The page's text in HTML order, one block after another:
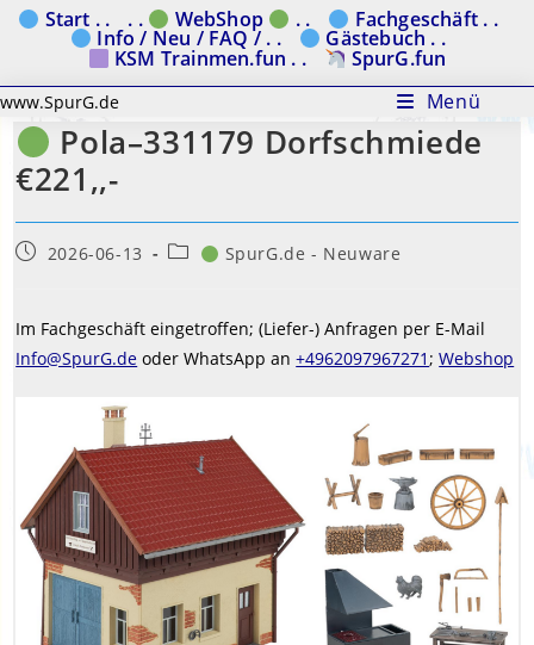
Zum Start . . . . WebShop . . Fachgeschäft . .
Info / Neu / FAQ / . . Gästebuch . .
KSM Trainmen.fun . . SpurG.fun
www.SpurG.de Menü
Pola–331179 Dorfschmiede
€221,,-
Beitrag2026-06-13
Beitrags-SpurG.de - Neuware
Im Fachgeschäft eingetroffen; (Liefer-) Anfragen per E-Mail
Info@SpurG.de oder WhatsApp an+4962097967271;Webshop